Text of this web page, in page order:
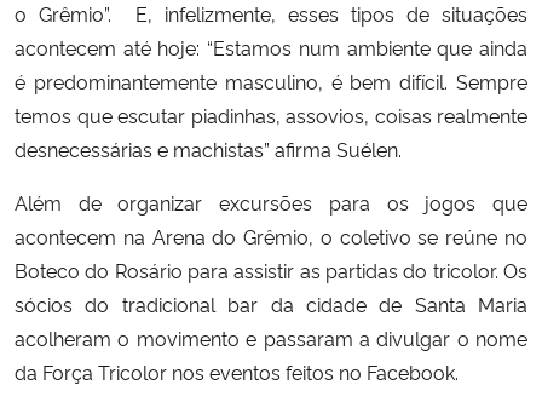
o Grêmio”. E, infelizmente, esses tipos de situações
acontecem até hoje: “Estamos num ambiente que ainda
é predominantemente masculino, é bem difícil. Sempre
temos que escutar piadinhas, assovios, coisas realmente
desnecessárias e machistas” afirma Suélen.
Além de organizar excursões para os jogos que
acontecem na Arena do Grêmio, o coletivo se reúne no
Boteco do Rosário para assistir as partidas do tricolor. Os
sócios do tradicional bar da cidade de Santa Maria
acolheram o movimento e passaram a divulgar o nome
da Força Tricolor nos eventos feitos no Facebook.